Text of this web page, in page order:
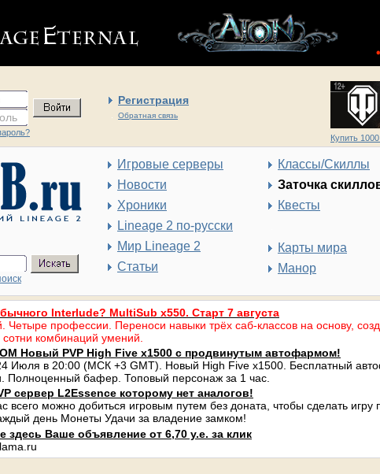
Регистрация
Обратная связь
Купить
Игровые серверы
Новости
Хроники
Lineage 2 по-русски
Мир Lineage 2
Статьи
Классы/Скиллы
Заточка
Квесты
Карты мира
Манор
Interlude? MultiSub x550. Старт 7 августа
Четыре профессии. Переноси навыки трёх саб-классов на основу,
сотни комбинаций умений.
Новый PVP High Five x1500 с продвинутым автофармом!
Июля в 20:00 (МСК +3 GMT). Новый High Five x1500. Бесплатный
Полноценный бафер. Топовый персонаж за 1 час.
сервер L2Essence которому нет аналогов!
всего можно добиться игровым путем без доната, чтобы сделать
день Монеты Удачи за владение замком!
здесь Ваше объявление от 6,70 у.е. за клик